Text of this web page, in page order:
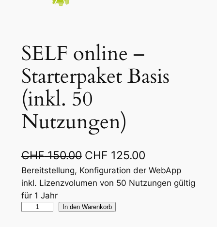
SELF online –
Starterpaket Basis
(inkl. 50
Nutzungen)
CHF150.00 U
r
s
p
CHF 125.00A
k
t
Bereitstellung, Konfiguration der WebApp
inkl. Lizenzvolumen von 50 Nutzungen gültig
für 1 Jahr
In den Warenkorb